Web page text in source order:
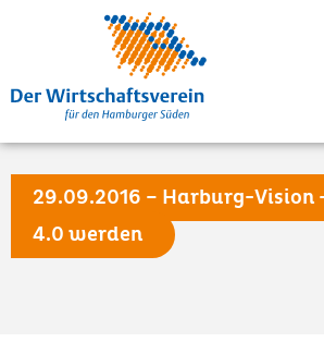
29.09.2016 – Harburg-Vision
4.0 werden